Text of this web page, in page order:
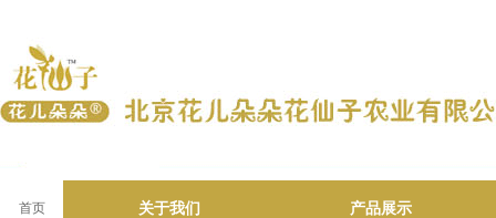
首页 关于我们 产品展示